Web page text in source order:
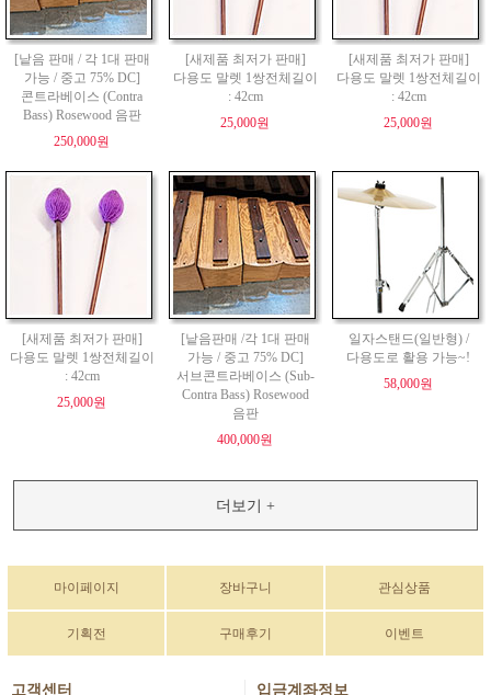
[낱음 판매 / 각 1대 판매
가능 / 중고 75% DC]
콘트라베이스 (Contra
Bass) Rosewood 음판
250,000원
[새제품 최저가 판매]
다용도 말렛 1쌍전체길이
: 42cm
25,000원
[새제품 최저가 판매]
다용도 말렛 1쌍전체길이
: 42cm
25,000원
[새제품 최저가 판매]
다용도 말렛 1쌍전체길이
: 42cm
25,000원
[낱음판매 /각 1대 판매
가능 / 중고 75% DC]
서브콘트라베이스 (Sub-
Contra Bass) Rosewood
음판
400,000원
일자스탠드(일반형) /
다용도로 활용 가능~!
58,000원
더보기 +
마이페이지 장바구니 관심상품
기획전 구매후기 이벤트
고객센터 입금계좌정보